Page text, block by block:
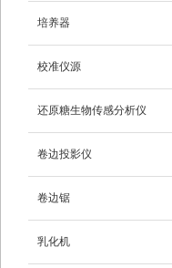
培养器
校准仪源
还原糖生物传感分析仪
卷边投影仪
卷边锯
乳化机